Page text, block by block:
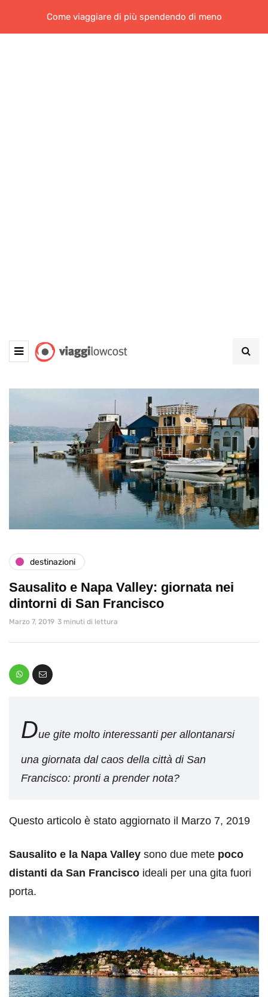
Come viaggiare di più spendendo di meno
destinazioni
Sausalito e Napa Valley: giornata nei
dintorni di San Francisco
Marzo 7, 2019 3 minuti di lettura
Due gite molto interessanti per allontanarsi
una giornata dal caos della città di San
Francisco: pronti a prender nota?
Questo articolo è stato aggiornato il Marzo 7, 2019
Sausalito e la Napa Valley sono due mete poco
distanti da San Francisco ideali per una gita fuori
porta.